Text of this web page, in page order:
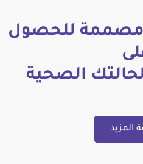
للحصول
الصحية
المزيد